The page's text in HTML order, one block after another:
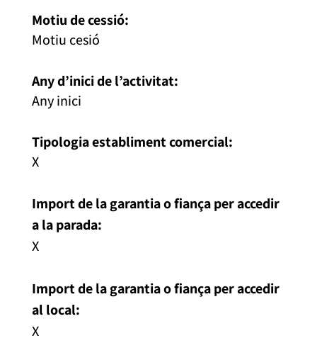
Motiu de cessió:
Motiu cesió
Any d’inici de l’activitat:
Any inici
Tipologia establiment comercial:
X
Import de la garantia o fiança per accedir
a la parada:
X
Import de la garantia o fiança per accedir
al local:
X